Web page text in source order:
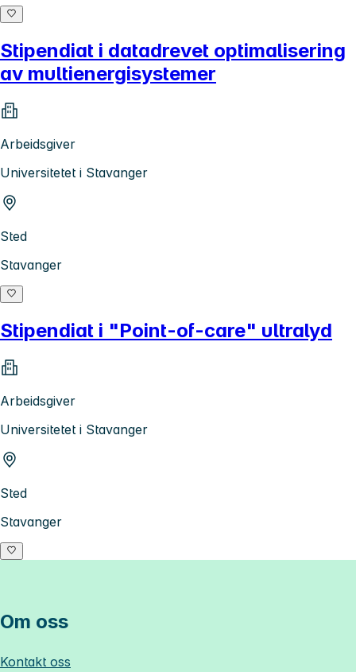
Stipendiat i datadrevet optimalisering
av multienergisystemer
Arbeidsgiver
Universitetet i Stavanger
Sted
Stavanger
Stipendiat i "Point-of-care" ultralyd
Arbeidsgiver
Universitetet i Stavanger
Sted
Stavanger
Om oss
Kontakt oss